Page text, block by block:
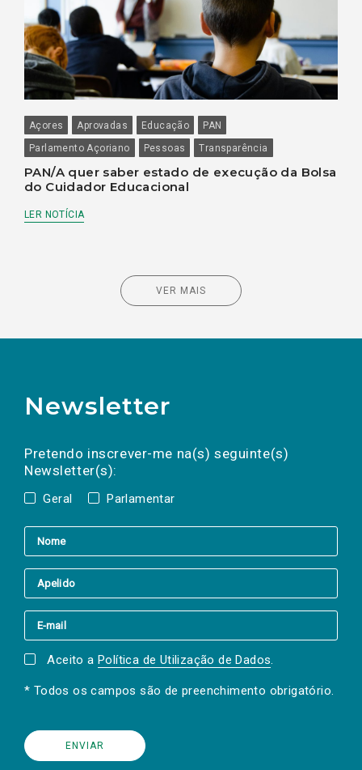
Açores Aprovadas Educação
PAN
Parlamento Açoriano
Pessoas Transparência
PAN/A quer saber estado de execução da Bolsa
do Cuidador Educacional
LER NOTÍCIA
VER MAIS
Newsletter
Pretendo inscrever-me na(s) seguinte(s)
Newsletter(s):
Geral Parlamentar
a(s) newsletter(s).
mail
Aceito a Política de Utilização de Dados.
* Todos os campos são de preenchimento obrigatório.